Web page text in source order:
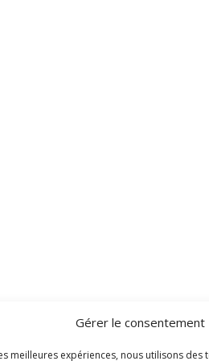
Gérer le consentement
meilleures expériences, nous utilisons des